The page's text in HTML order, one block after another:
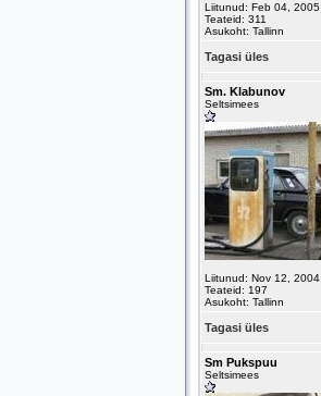
Liitunud: Feb 04, 2005
Teateid: 311
Asukoht: Tallinn
Tagasi üles
Sm. Klabunov
Seltsimees
Liitunud: Nov 12, 2004
Teateid: 197
Asukoht: Tallinn
Tagasi üles
Sm Pukspuu
Seltsimees